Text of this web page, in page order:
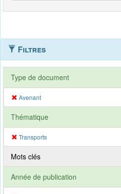
Filtres
Type de document
Avenant
Thématique
Transports
Mots clés
Année de publication